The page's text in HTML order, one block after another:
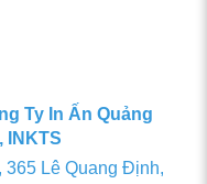
Ty In Ấn Quảng
INKTS
365 Lê Quang Định,